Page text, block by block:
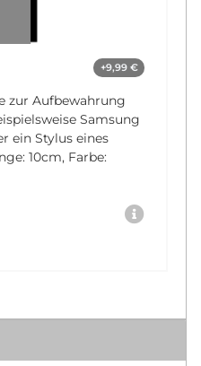
+9,99 €
zur Aufbewahrung
Samsung
ein Stylus eines
10cm, Farbe: